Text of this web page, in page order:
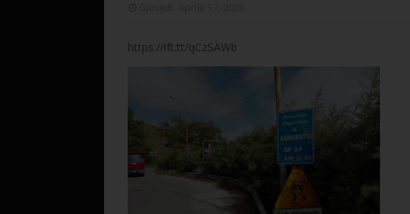
https://ift.tt/qCzSAWb